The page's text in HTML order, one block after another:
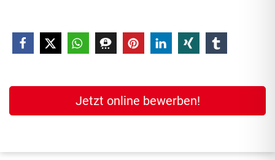
Jetzt online bewerben!